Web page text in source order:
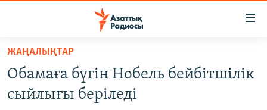
Skip
main
content
ЖАҢАЛЫҚТАР
ЖАҢАЛЫҚТАР
Обамаға бүгін Нобель бейбітшілік
сыйлығы беріледі